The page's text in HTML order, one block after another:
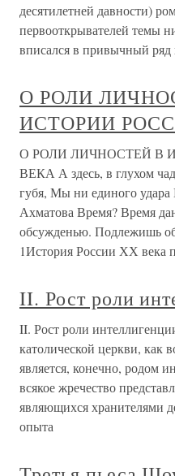
десятилетней давности)
первооткрывателей темы
вписался в привычный ряд
О РОЛИ
ИСТОРИИ
О РОЛИ ЛИЧНОСТЕЙ В
ВЕКА А здесь, в глухом
губя, Мы ни единого
Ахматова Время? Время
обсужденью. Подлежишь
1История России ХХ века
II. Рост роли
II. Рост роли
католической церкви, как
является, конечно, родом
всякое жречество
являющихся хранителями
опыта